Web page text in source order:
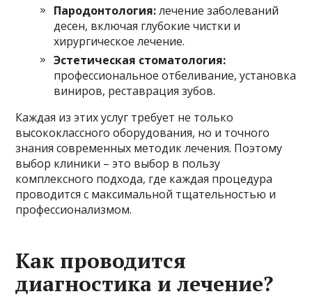
Пародонтология:лечение заболеваний
десен, включая глубокие чистки и
хирургическое лечение.
Эстетическая стоматология:
профессиональное отбеливание, установка
виниров, реставрация зубов.
Каждая из этих услуг требует не только
высококлассного оборудования, но и точного
знания современных методик лечения. Поэтому
выбор клиники – это выбор в пользу
комплексного подхода, где каждая процедура
проводится с максимальной тщательностью и
профессионализмом.
Как проводится
диагностика и лечение?